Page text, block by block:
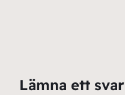
Lämna ett svar